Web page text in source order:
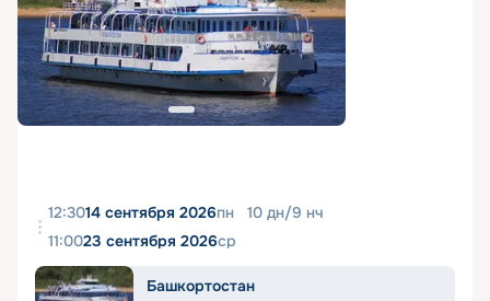
12:3014 сентября 2026пн 10 дн/9 нч
11:0023 сентября 2026ср
Башкортостан